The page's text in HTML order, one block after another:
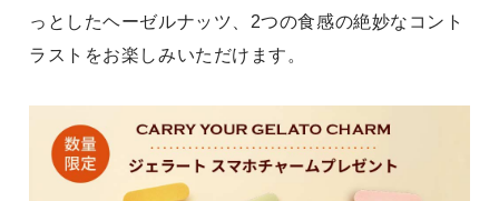
っとしたヘーゼルナッツ、2つの食感の絶妙なコント
ラストをお楽しみいただけます。